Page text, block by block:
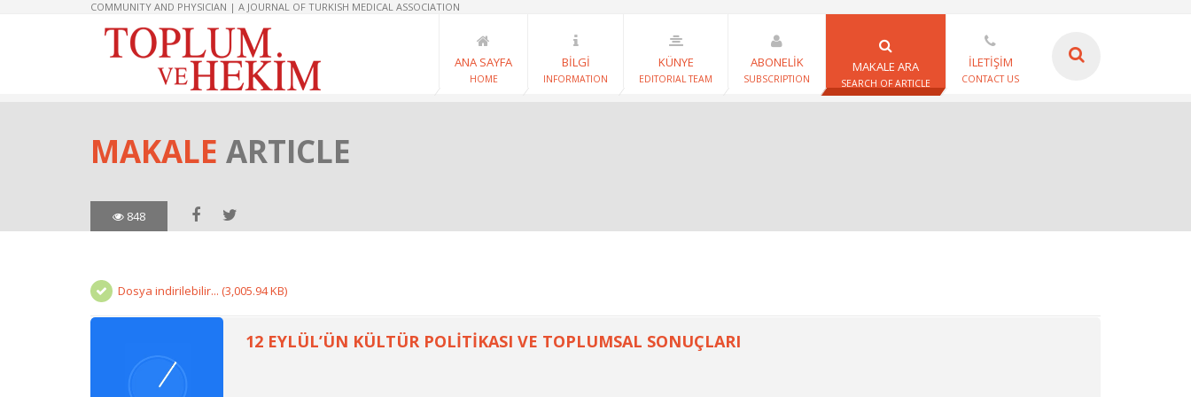
COMMUNITY AND PHYSICIAN | A JOURNAL OF TURKISH MEDICAL ASSOCIATION
ANA SAYFA
HOME
BİLGİ
INFORMATION
KÜNYE
EDITORIAL TEAM
ABONELİK
SUBSCRIPTION
MAKALE ARA
SEARCH OF ARTICLE
İLETİŞİM
CONTACT US
MAKALE ARTICLE
848
Dosya indirilebilir... (3,005.94 KB)
12 EYLÜL’ÜN KÜLTÜR POLİTİKASI VE TOPLUMSAL SONUÇLARI